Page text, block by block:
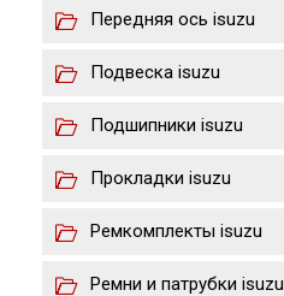
Передняя ось isuzu
Подвеска isuzu
Подшипники isuzu
Прокладки isuzu
Ремкомплекты isuzu
Ремни и патрубки isuzu